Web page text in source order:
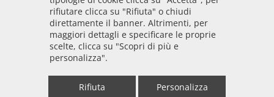
• Informativa cookie • Informativa privacy
• Amministrazione trasparente • Whistleblowing
• Mappa del sito • Dichiarazione di accessibilità
rifiutare clicca su "Rifiuta" o chiudi
direttamente il banner. Altrimenti, per
maggiori dettagli e specificare le proprie
scelte, clicca su "Scopri di più e
personalizza".
Rifiuta Personalizza